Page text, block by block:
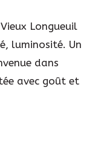
Longueuil
luminosité. Un
dans
avec goût et